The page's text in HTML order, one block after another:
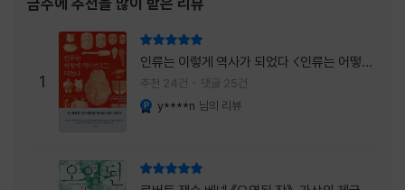
개를 갸웃거리며 책을 펴들었다. * 틈만 나면
경적을 울리고 욕을 입에 달고 사는 선배와 일
하고 있는 하치. 히토미 클린이라는 청소업체
직원으로 일하는 그녀가 바라는 것은 그저 고요
한
1
인류는 이렇게 역사가 되었다 <인류는 어떻게
역사가 되었나>
추천 24건 댓글 25건
y****n 님의 리뷰